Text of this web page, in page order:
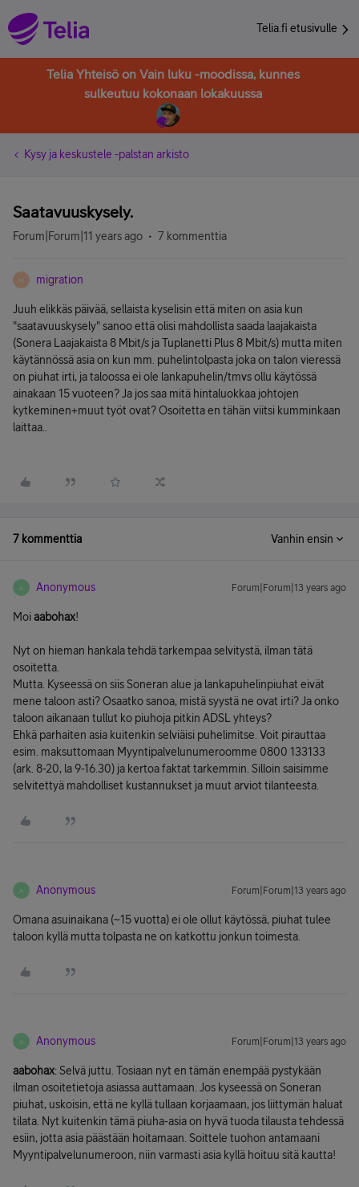
Telia.fi etusivulle
Telia Yhteisö on Vain luku -moodissa, kunnes
sulkeutuu kokonaan lokakuussa
Kysy ja keskustele -palstan arkisto
Saatavuuskysely.
Forum|Forum|11 years ago 7 kommenttia
M migration
Juuh elikkäs päivää, sellaista kyselisin että miten on asia kun
"saatavuuskysely" sanoo että olisi mahdollista saada laajakaista
(Sonera Laajakaista 8 Mbit/s ja Tuplanetti Plus 8 Mbit/s) mutta miten
käytännössä asia on kun mm. puhelintolpasta joka on talon vieressä
on piuhat irti, ja taloossa ei ole lankapuhelin/tmvs ollu käytössä
ainakaan 15 vuoteen? Ja jos saa mitä hintaluokkaa johtojen
kytkeminen+muut työt ovat? Osoitetta en tähän viitsi kumminkaan
laittaa..
7 kommenttia Vanhin ensin
A Anonymous Forum|Forum|13 years ago
Moiaabohax!
Nyt on hieman hankala tehdä tarkempaa selvitystä, ilman tätä
osoitetta.
Mutta. Kyseessä on siis Soneran alue ja lankapuhelinpiuhat eivät
mene taloon asti? Osaatko sanoa, mistä syystä ne ovat irti? Ja onko
taloon aikanaan tullut ko piuhoja pitkin ADSL yhteys?
Ehkä parhaiten asia kuitenkin selviäisi puhelimitse. Voit pirauttaa
esim. maksuttomaan Myyntipalvelunumeroomme 0800 133133
(ark. 8-20, la 9-16.30) ja kertoa faktat tarkemmin. Silloin saisimme
selvitettyä mahdolliset kustannukset ja muut arviot tilanteesta.
A Anonymous Forum|Forum|13 years ago
Omana asuinaikana (~15 vuotta) ei ole ollut käytössä, piuhat tulee
taloon kyllä mutta tolpasta ne on katkottu jonkun toimesta.
A Anonymous Forum|Forum|13 years ago
aabohax: Selvä juttu. Tosiaan nyt en tämän enempää pystykään
ilman osoitetietoja asiassa auttamaan. Jos kyseessä on Soneran
piuhat, uskoisin, että ne kyllä tullaan korjaamaan, jos liittymän haluat
tilata. Nyt kuitenkin tämä piuha-asia on hyvä tuoda tilausta tehdessä
esiin, jotta asia päästään hoitamaan. Soittele tuohon antamaani
Myyntipalvelunumeroon, niin varmasti asia kyllä hoituu sitä kautta!